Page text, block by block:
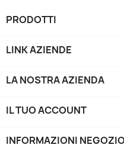
PRODOTTI
LINK AZIENDE
LA NOSTRA AZIENDA
IL TUO ACCOUNT
INFORMAZIONI NEGOZIO